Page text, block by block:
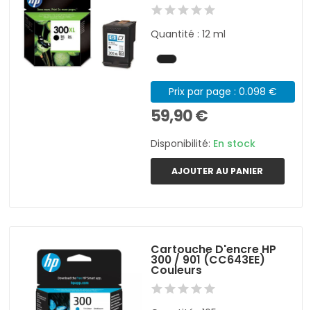
Quantité : 12 ml
Prix par page : 0.098 €
59,90 €
Disponibilité: En stock
AJOUTER AU PANIER
Cartouche D'encre HP
300 / 901 (CC643EE)
Couleurs